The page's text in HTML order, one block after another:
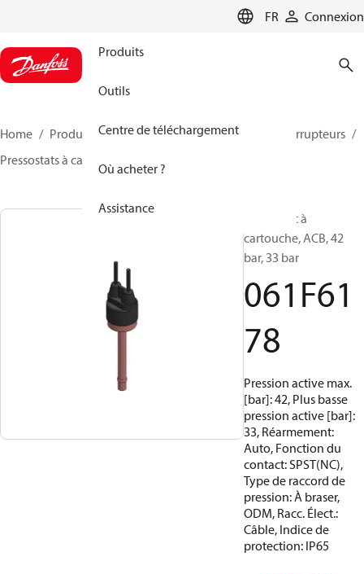
FR Connexion
Produits
Outils
Centre de téléchargement
Où acheter ?
Assistance
Home Produits Climate Solutions - cooling
Interrupteurs
Pressostats à cartouche
Pressostat à
cartouche, ACB, 42
bar, 33 bar
061F61
78
Pression active max.
[bar]: 42, Plus basse
pression active [bar]:
33, Réarmement:
Auto, Fonction du
contact: SPST(NC),
Type de raccord de
pression: À braser,
ODM, Racc. Élect.:
Câble, Indice de
protection: IP65